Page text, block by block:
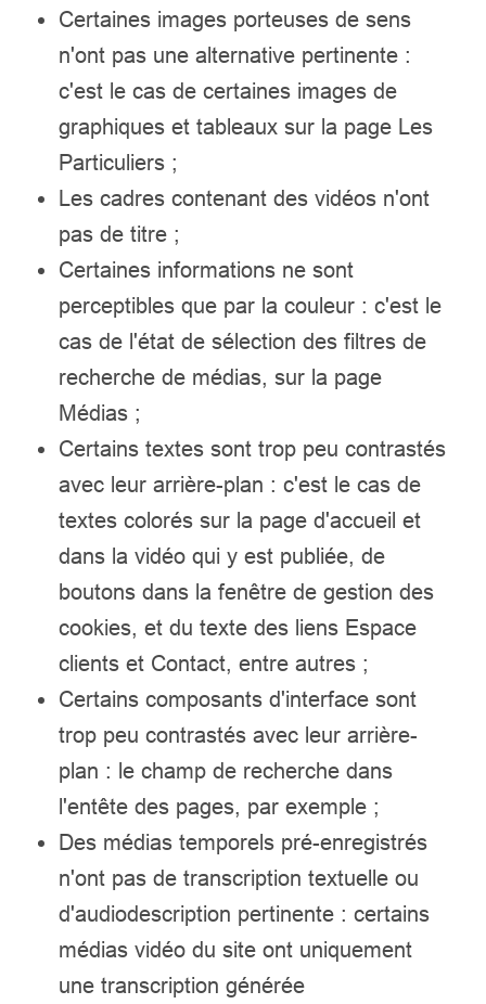
Certaines images porteuses de sens
n'ont pas une alternative pertinente :
c'est le cas de certaines images de
graphiques et tableaux sur la page Les
Particuliers ;
Les cadres contenant des vidéos n'ont
pas de titre ;
Certaines informations ne sont
perceptibles que par la couleur : c'est le
cas de l'état de sélection des filtres de
recherche de médias, sur la page
Médias ;
Certains textes sont trop peu contrastés
avec leur arrière-plan : c'est le cas de
textes colorés sur la page d'accueil et
dans la vidéo qui y est publiée, de
boutons dans la fenêtre de gestion des
cookies, et du texte des liens Espace
clients et Contact, entre autres ;
Certains composants d'interface sont
trop peu contrastés avec leur arrière-
plan : le champ de recherche dans
l'entête des pages, par exemple ;
Des médias temporels pré-enregistrés
n'ont pas de transcription textuelle ou
d'audiodescription pertinente : certains
médias vidéo du site ont uniquement
une transcription générée